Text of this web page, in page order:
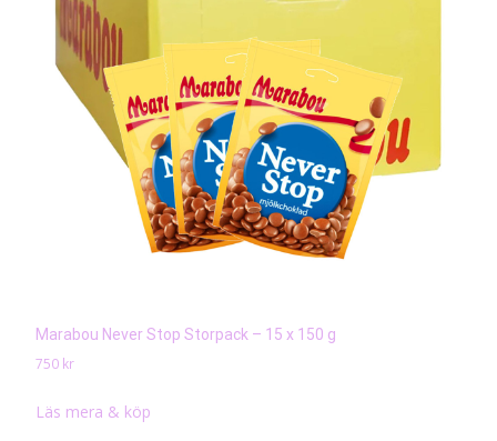
Marabou Never Stop Storpack – 15 x 150 g
750 kr
Läs mera & köp